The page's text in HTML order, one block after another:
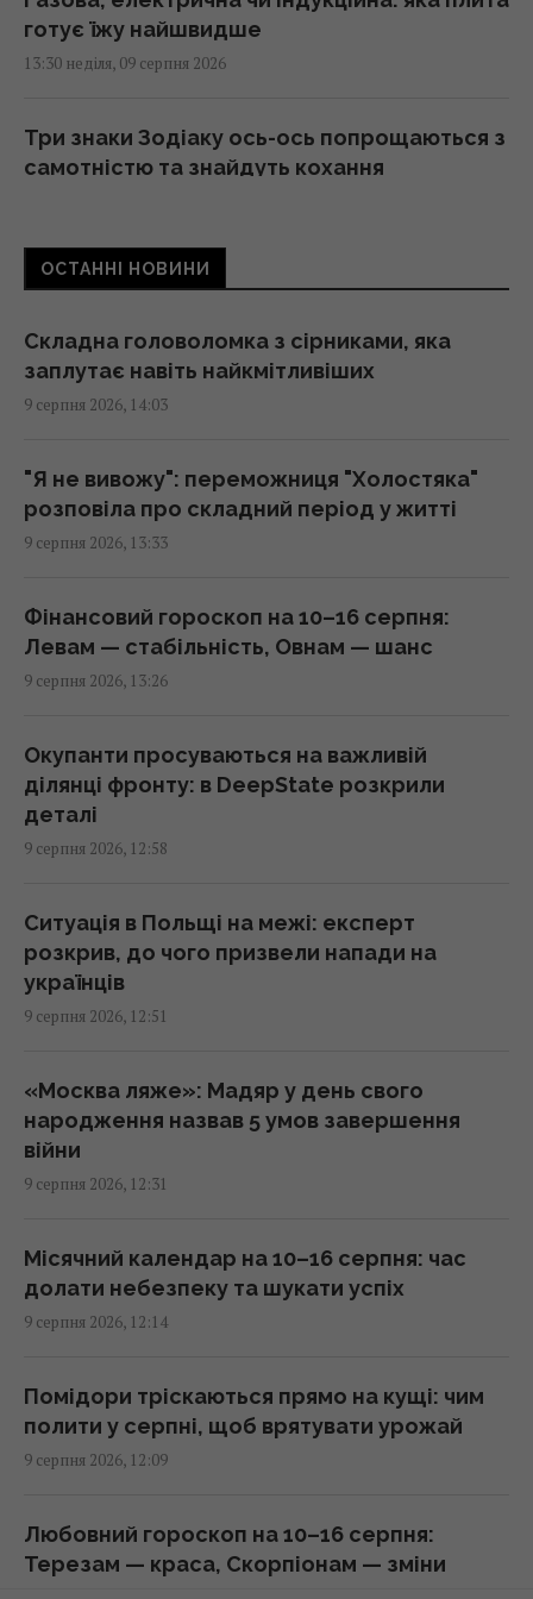
готує їжу найшвидше
13:30 неділя, 09 серпня 2026
Три знаки Зодіаку ось-ось попрощаються з
самотністю та знайдуть кохання
Історія про те, що "поляки не дають Україні
13:18 неділя, 09 серпня 2026
Одна чашка цього напою на день може
13:11 неділя, 09 серпня 2026
Пономарьов у день 53-річчя розкрив "свій
12:47 неділя, 09 серпня 2026
Не "костилі", не "коляска" і не "носилки": як
філологиня
12:44 неділя, 09 серпня 2026
Шторка для душу йде в минуле: їй знайшли
12:30 неділя, 09 серпня 2026
На Одещині через атаку РФ обмежено рух
до пунктів пропуску з Молдовою, – ДПСУ
Як відучити кота залазити на стіл: власники
поділилися ефективними методами
12:08 неділя, 09 серпня 2026
"Ми вистоїмо, Москва ляже": Мадяр назвав
5 умов завершення війни
11:57 неділя, 09 серпня 2026
У Геленджику знищено позицію С-400, з
якої 8 серпня били по Україні, - Мадяр
11:43 неділя, 09 серпня 2026
Дві океанічні аномалії можуть вплинути на
зиму 2026–2027 років у Європі
ОСТАННІ НОВИНИ
Складна головоломка з сірниками, яка
заплутає навіть найкмітливіших
9 серпня 2026, 14:03
"Я не вивожу": переможниця "Холостяка"
розповіла про складний період у житті
9 серпня 2026, 13:33
Фінансовий гороскоп на 10–16 серпня:
Левам — стабільність, Овнам — шанс
9 серпня 2026, 13:26
Окупанти просуваються на важливій
ділянці фронту: в DeepState розкрили
деталі
9 серпня 2026, 12:58
Ситуація в Польщі на межі: експерт
розкрив, до чого призвели напади на
українців
9 серпня 2026, 12:51
«Москва ляже»: Мадяр у день свого
народження назвав 5 умов завершення
війни
9 серпня 2026, 12:31
Місячний календар на 10–16 серпня: час
долати небезпеку та шукати успіх
9 серпня 2026, 12:14
Помідори тріскаються прямо на кущі: чим
полити у серпні, щоб врятувати урожай
9 серпня 2026, 12:09
Любовний гороскоп на 10–16 серпня:
Терезам — краса, Скорпіонам — зміни